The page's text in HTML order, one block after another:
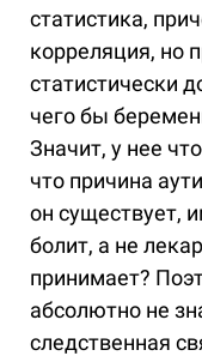
статистика,
корреляция, но
статистически
чего бы
Значит, у нее
что причина
он существует,
болит, а не
принимает?
абсолютно не
следственная